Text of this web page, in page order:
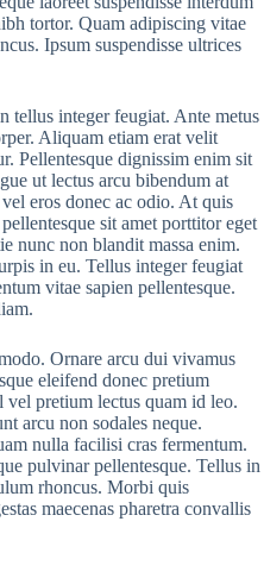
tortor. Quam adipiscing vitae
Ipsum suspendisse ultrices
tellus integer feugiat. Ante metus
Aliquam etiam erat velit
Pellentesque dignissim enim sit
ut lectus arcu bibendum at
eros donec ac odio. At quis
sit amet porttitor eget
nunc non blandit massa enim.
in eu. Tellus integer feugiat
vitae sapien pellentesque.
Ornare arcu dui vivamus
eleifend donec pretium
vel pretium lectus quam id leo.
arcu non sodales neque.
nulla facilisi cras fermentum.
pulvinar pellentesque. Tellus in
rhoncus. Morbi quis
maecenas pharetra convallis